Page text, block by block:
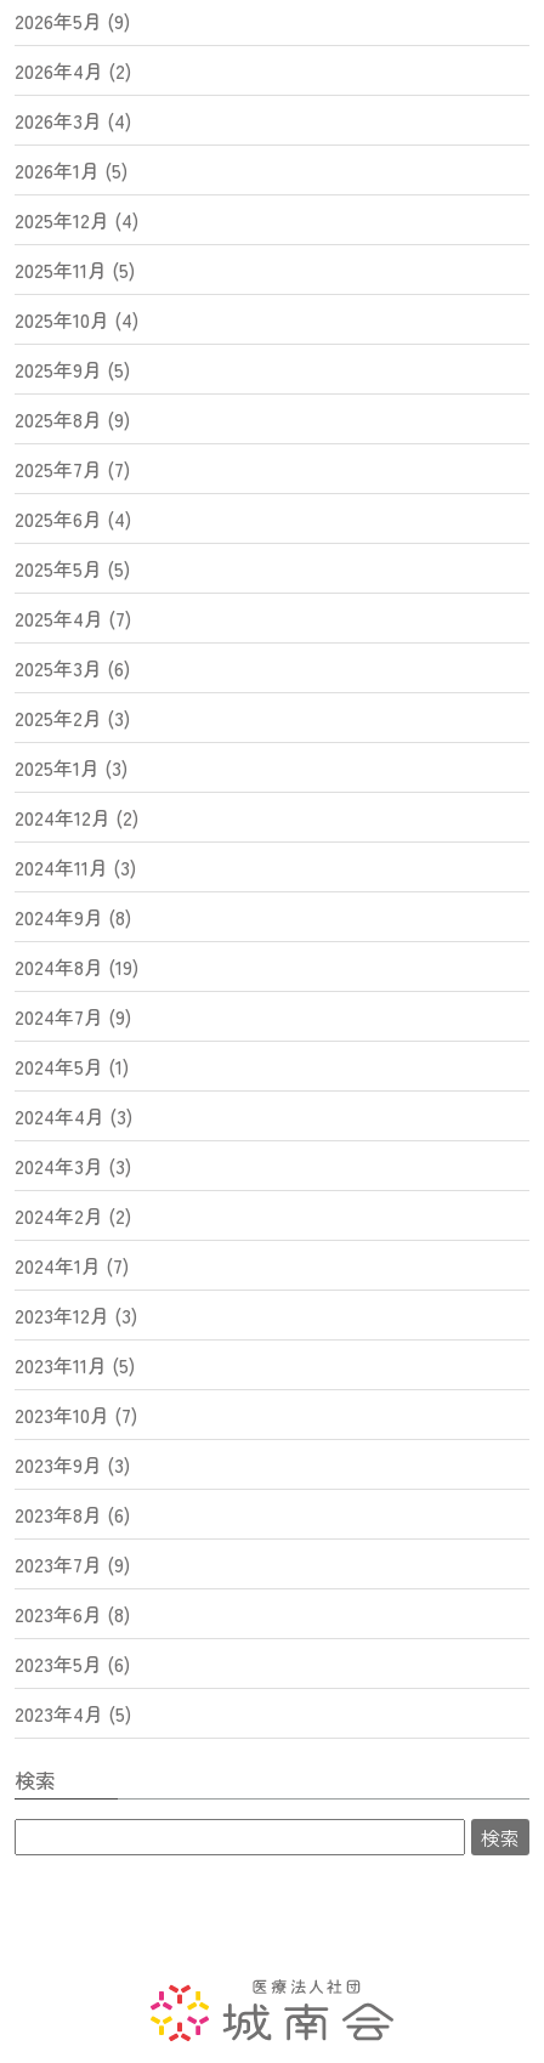
2026年5月 (9)
2026年4月 (2)
2026年3月 (4)
2026年1月 (5)
2025年12月 (4)
2025年11月 (5)
2025年10月 (4)
2025年9月 (5)
2025年8月 (9)
2025年7月 (7)
2025年6月 (4)
2025年5月 (5)
2025年4月 (7)
2025年3月 (6)
2025年2月 (3)
2025年1月 (3)
2024年12月 (2)
2024年11月 (3)
2024年9月 (8)
2024年8月 (19)
2024年7月 (9)
2024年5月 (1)
2024年4月 (3)
2024年3月 (3)
2024年2月 (2)
2024年1月 (7)
2023年12月 (3)
2023年11月 (5)
2023年10月 (7)
2023年9月 (3)
2023年8月 (6)
2023年7月 (9)
2023年6月 (8)
2023年5月 (6)
2023年4月 (5)
検索